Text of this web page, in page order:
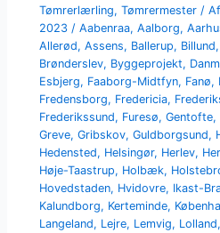
Tømrerlærling,Tømrermester /
2023 /Aabenraa,Aalborg,
Allerød,Assens, Ballerup, Billund,
Brønderslev, Byggeprojekt,
Esbjerg, Faaborg-Midtfyn, Fanø,
Fredensborg, Fredericia,
Frederikssund, Furesø,Gentofte,
Greve,Gribskov,Guldborgsund,
Hedensted, Helsingør, Herlev,
Høje-Taastrup, Holbæk,
Hovedstaden, Hvidovre, Ikast-
Kalundborg, Kerteminde,
Langeland, Lejre, Lemvig, Lolland,